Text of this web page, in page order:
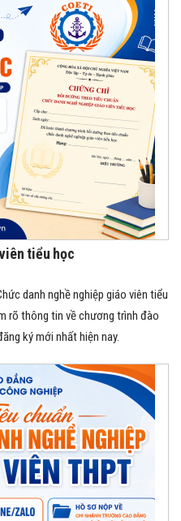
tiểu học
danh nghề nghiệp giáo viên tiểu
rõ thông tin về chương trình đào
ký mới nhất hiện nay.